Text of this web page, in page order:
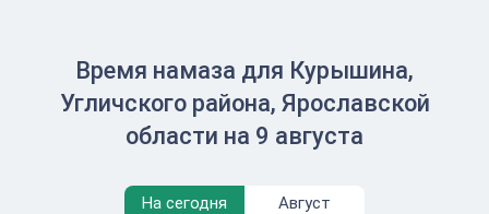
Время намаза для Курышина,
Угличского района, Ярославской
области на 9 августа
На сегодня Август